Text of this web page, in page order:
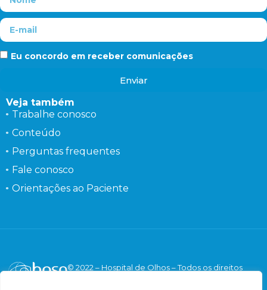
Eu concordo em receber comunicações
Enviar
Veja também
Trabalhe conosco
Conteúdo
Perguntas frequentes
Fale conosco
Orientações ao Paciente
© 2022 – Hospital de Olhos – Todos os direitos